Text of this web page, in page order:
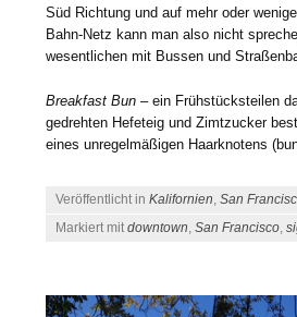
Süd Richtung und auf mehr oder
Bahn-Netz kann man also nicht
wesentlichen mit Bussen und
Breakfast Bun – ein Frühstücksteilen
gedrehten Hefeteig und Zimtzucker
eines unregelmäßigen Haarknotens
Veröffentlicht inKalifornien,San
Markiert mitdowntown,San Francisco,